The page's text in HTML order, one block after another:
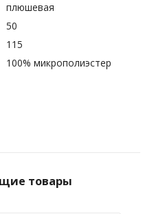
плюшевая
50
115
100% микрополиэстер
товары